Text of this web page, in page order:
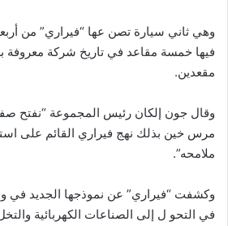
وهي ثاني سيارة تصن عها “فيراري” من
فيها خمسة مقاعد في تاريخ شركة معروفة
مقعدين.
وقال جون إلكان رئيس المجموعة “نفتح
مرس خين بذلك نهج فيراري القائم على
ملامحه”.
وكشفت “فيراري” عن نموذجها الجديد في
في التحو ل إلى الصناعات الكهربائية